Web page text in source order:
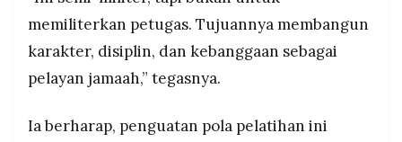
memiliterkan petugas. Tujuannya membangun
karakter, disiplin, dan kebanggaan sebagai
pelayan jamaah,” tegasnya.
Ia berharap, penguatan pola pelatihan ini